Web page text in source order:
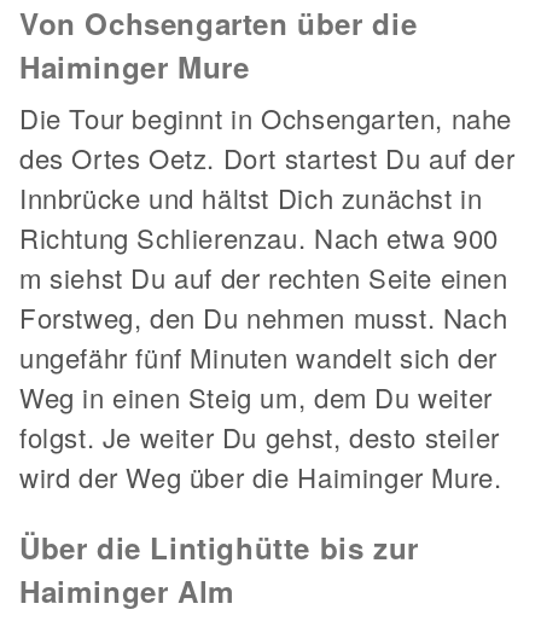
Von Ochsengarten über die
Haiminger Mure
Die Tour beginnt in Ochsengarten, nahe
des Ortes Oetz. Dort startest Du auf der
Innbrücke und hältst Dich zunächst in
Richtung Schlierenzau. Nach etwa 900
m siehst Du auf der rechten Seite einen
Forstweg, den Du nehmen musst. Nach
ungefähr fünf Minuten wandelt sich der
Weg in einen Steig um, dem Du weiter
folgst. Je weiter Du gehst, desto steiler
wird der Weg über die Haiminger Mure.
Über die Lintighütte bis zur
Haiminger Alm